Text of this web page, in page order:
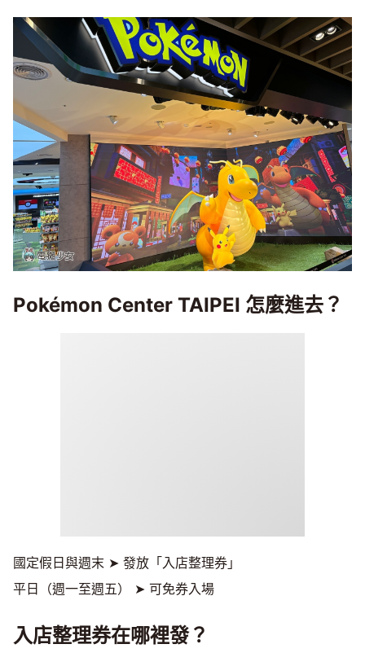
Pokémon Center TAIPEI 怎麼進去？
國定假日與週末 ➤ 發放「入店整理券」
平日（週一至週五） ➤ 可免券入場
入店整理券在哪裡發？